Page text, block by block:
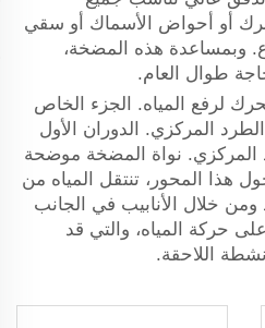
أو أحواض الأسماك أو سقي
وبمساعدة هذه المضخة،
طوال العام.
لرفع المياه. الجزء الخاص
المركزي. الدوران الأول
المركزي. نواة المضخة موضحة
هذا المحور، تنتقل المياه من
خلال الأنابيب في الجانب
حركة المياه، والتي قد
اللاحقة.